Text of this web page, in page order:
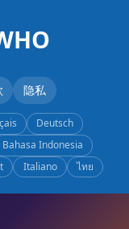
隐私
Deutsch
Bahasa Indonesia
Italiano ไทย